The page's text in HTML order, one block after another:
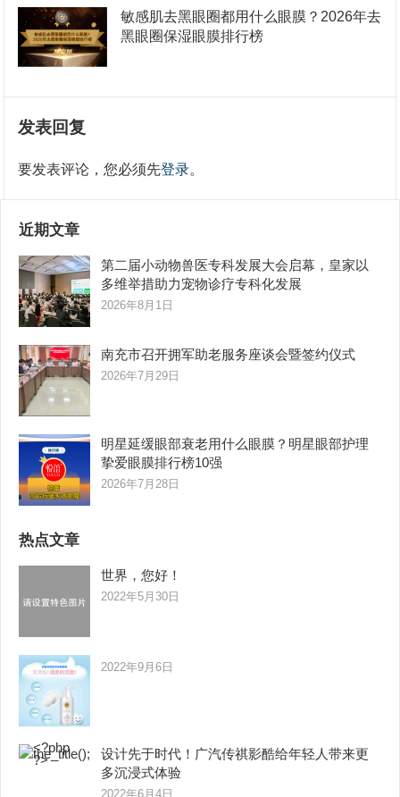
敏感肌去黑眼圈都用什么眼膜？2026年去
黑眼圈保湿眼膜排行榜
发表回复
要发表评论，您必须先登录。
近期文章
第二届小动物兽医专科发展大会启幕，皇家以
多维举措助力宠物诊疗专科化发展
2026年8月1日
南充市召开拥军助老服务座谈会暨签约仪式
2026年7月29日
明星延缓眼部衰老用什么眼膜？明星眼部护理
挚爱眼膜排行榜10强
2026年7月28日
热点文章
世界，您好！
2022年5月30日
2022年9月6日
设计先于时代！广汽传祺影酷给年轻人带来更
多沉浸式体验
2022年6月4日